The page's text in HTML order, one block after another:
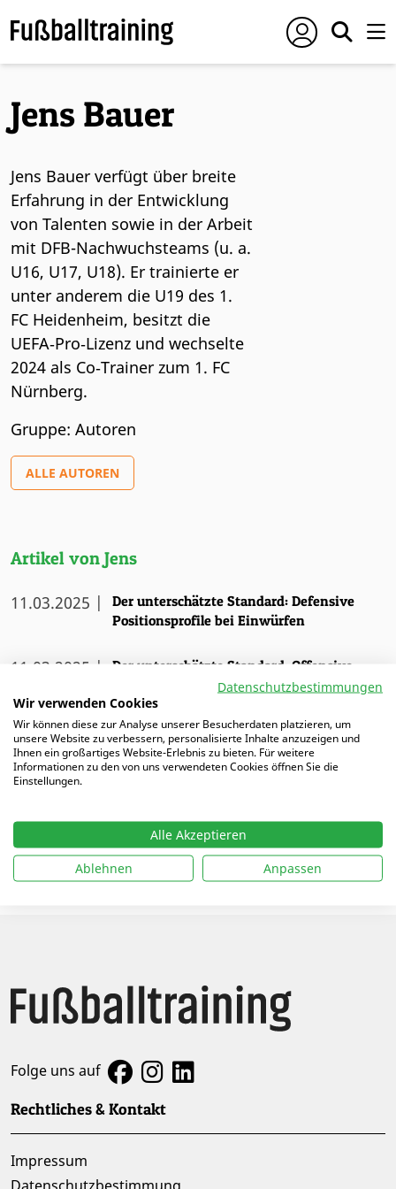
Jens Bauer
Jens Bauer verfügt über breite
Erfahrung in der Entwicklung
von Talenten sowie in der Arbeit
mit DFB-Nachwuchsteams (u. a.
U16, U17, U18). Er trainierte er
unter anderem die U19 des 1.
FC Heidenheim, besitzt die
UEFA‑Pro‑Lizenz und wechselte
2024 als Co‑Trainer zum 1. FC
Nürnberg.
Gruppe: Autoren
ALLE AUTOREN
Artikel von Jens
11.03.2025 |
Der unterschätzte Standard: Defensive
Positionsprofile bei Einwürfen
11.03.2025 |
Der unterschätzte Standard: Offensive
Positionsprofile bei Einwürfen
06.06.2024 | Gefährlich aus allen Lagen: Defensive
Positionsprofile bei Freistößen
06.06.2024 | Gefährlich aus allen Lagen: Offensive
Positionsprofile bei Freistößen
Folge uns auf
Rechtliches & Kontakt
Impressum
Datenschutzbestimmungen
Wir verwenden Cookies
Wir können diese zur Analyse unserer Besucherdaten platzieren, um
unsere Website zu verbessern, personalisierte Inhalte anzuzeigen und
Ihnen ein großartiges Website-Erlebnis zu bieten. Für weitere
Informationen zu den von uns verwendeten Cookies öffnen Sie die
Einstellungen.
Alle Akzeptieren
Ablehnen
Anpassen